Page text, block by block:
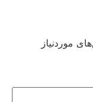
موردنیاز